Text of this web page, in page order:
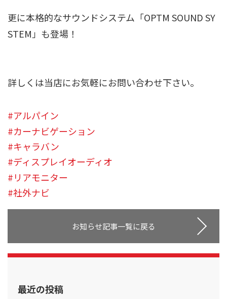
更に本格的なサウンドシステム「OPTM SOUND SY
STEM」も登場！
詳しくは当店にお気軽にお問い合わせ下さい。
#アルパイン
#カーナビゲーション
#キャラバン
#ディスプレイオーディオ
#リアモニター
#社外ナビ
お知らせ記事一覧に戻る
最近の投稿